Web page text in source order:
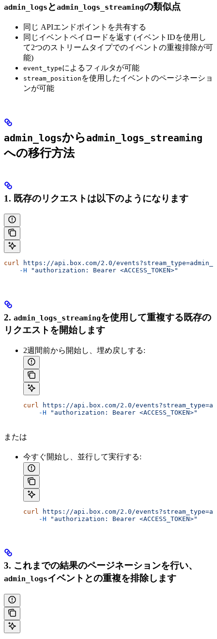
admin_logs とadmin_logs_streamingの類似点
同じ APIエンドポイントを共有する
同じイベントペイロードを返す (イベントIDを使用し
て2つのストリームタイプでのイベントの重複排除が可
能)
event_typeによるフィルタが可能
stream_position を使用したイベントのページネーショ
ンが可能
admin_logsからadmin_logs_streaming
への移行方法
1. 既存のリクエストは以下のようになります
curl https://api.box.com/2.0/
    -H
"authorization: Bearer <ACCESS_TOKEN>"
2. admin_logs_streamingを使用して重複する既存の
リクエストを開始します
2週間前から開始し、埋め戻しする:
curl
https://api.box.com/2.0/
    -H
"authorization: Bearer <ACCESS_TOKEN>"
または
今すぐ開始し、並行して実行する:
curl
https://api.box.com/2.0/
    -H
"authorization: Bearer <ACCESS_TOKEN>"
3. これまでの結果のページネーションを行い、
admin_logsイベントとの重複を排除します